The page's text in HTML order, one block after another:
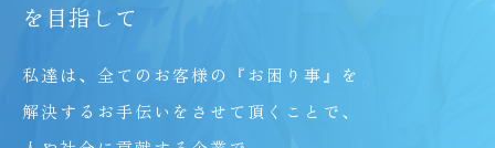
を目指して
私達は、全てのお客様の『お困り事』を
解決するお手伝いをさせて頂くことで、